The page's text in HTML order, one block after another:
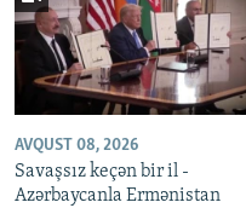
AVQUST 08, 2026
Savaşsız keçən bir il -
Azərbaycanla Ermənistan